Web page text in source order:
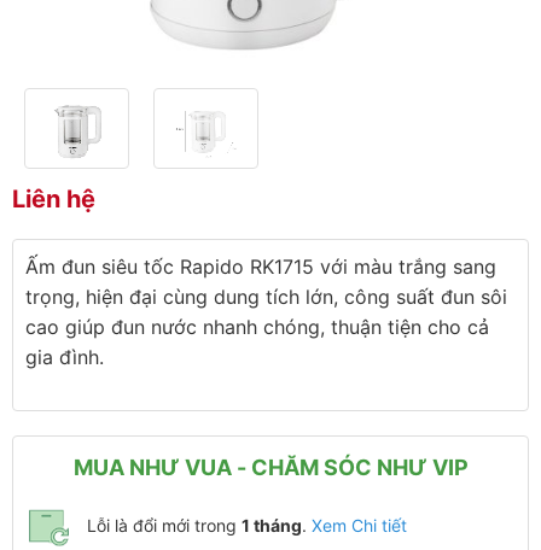
Liên hệ
Ấm đun siêu tốc Rapido RK1715 với màu trắng sang
trọng, hiện đại cùng dung tích lớn, công suất đun sôi
cao giúp đun nước nhanh chóng, thuận tiện cho cả
gia đình.
MUA NHƯ VUA - CHĂM SÓC NHƯ VIP
Lỗi là đổi mới trong 1 tháng. Xem Chi tiết